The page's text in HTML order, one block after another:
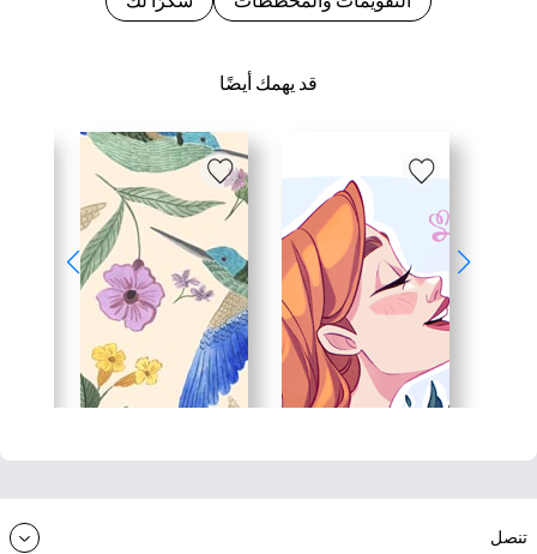
قد يهمك أيضًا
تنصل